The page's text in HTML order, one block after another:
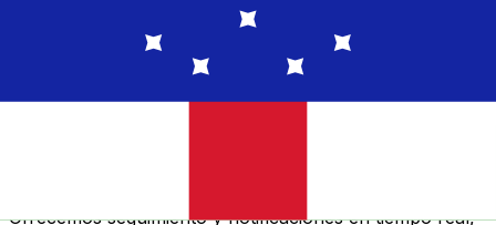
Ofrecemos seguimiento y notificaciones en tiempo real,